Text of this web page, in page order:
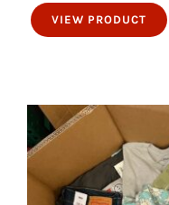
200
VIEW PRODUCT